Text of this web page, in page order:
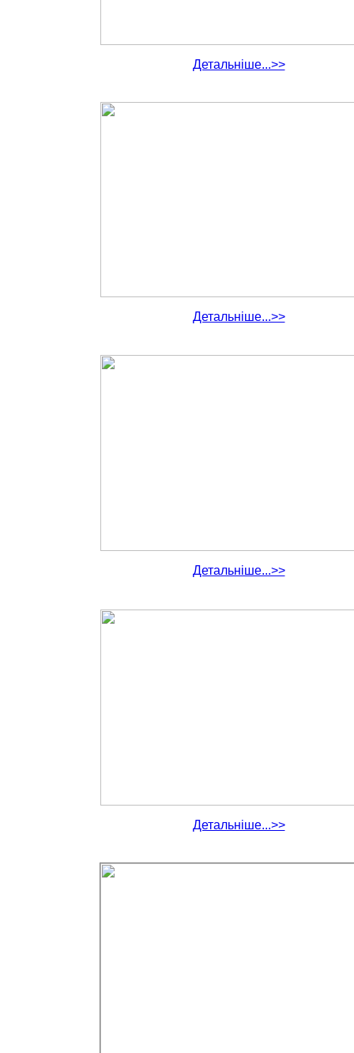
Детальніше...>>
Детальніше...>>
Детальніше...>>
Детальніше...>>